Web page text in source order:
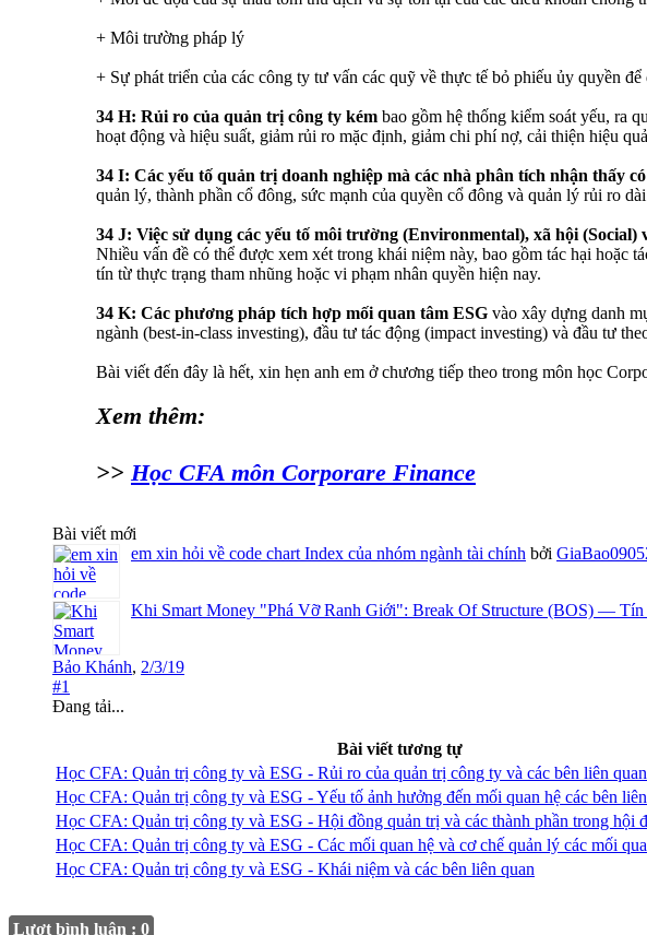
+ Môi trường pháp lý
+ Sự phát triển của các công ty tư vấn các quỹ về thực tế bỏ phiếu ủy quyền
34 H: Rủi ro của quản trị công ty kém bao gồm hệ thống kiểm soát yếu, ra
hoạt động và hiệu suất, giảm rủi ro mặc định, giảm chi phí nợ, cải thiện hiệu
34 I: Các yếu tố quản trị doanh nghiệp mà các nhà phân tích nhận thấy
quản lý, thành phần cổ đông, sức mạnh của quyền cổ đông và quản lý rủi ro
34 J: Việc sử dụng các yếu tố môi trường (Environmental), xã hội
Nhiều vấn đề có thể được xem xét trong khái niệm này, bao gồm tác hại
tín từ thực trạng tham nhũng hoặc vi phạm nhân quyền hiện nay.
34 K: Các phương pháp tích hợp mối quan tâm ESG vào xây dựng danh
ngành (best-in-class investing), đầu tư tác động (impact investing) và đầu tư
Bài viết đến đây là hết, xin hẹn anh em ở chương tiếp theo trong môn học
Xem thêm:
>> Học CFA môn Corporare Finance
Bài viết mới
em xin hỏi về code chart Index của nhóm ngành tài chính bởi
Khi Smart Money "Phá Vỡ Ranh Giới": Break Of Structure (BOS) —
Bảo Khánh, 2/3/19
#1
Đang tải...
Bài viết tương tự
Học CFA: Quản trị công ty và ESG - Rủi ro của quản trị công ty và các bên liên
Học CFA: Quản trị công ty và ESG - Yếu tố ảnh hưởng đến mối quan hệ các bên
Học CFA: Quản trị công ty và ESG - Hội đồng quản trị và các thành phần trong hội
Học CFA: Quản trị công ty và ESG - Các mối quan hệ và cơ chế quản lý các mối
Học CFA: Quản trị công ty và ESG - Khái niệm và các bên liên quan
Lượt bình luận : 0